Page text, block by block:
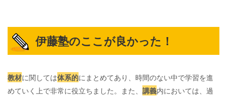
伊藤塾のここが良かった！
教材に関しては体系的にまとめてあり、時間のない中で学習を進
めていく上で非常に役立ちました。また、 講義内においては、過